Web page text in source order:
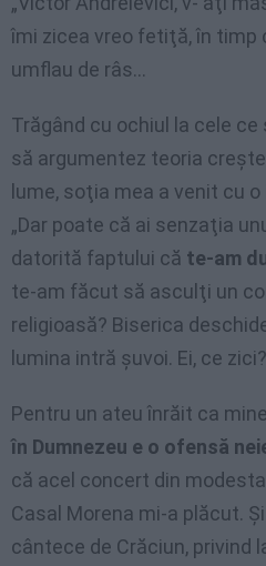
îmi zicea vreo fetiţă, în timp
umflau de râs…
Trăgând cu ochiul la cele
să argumentez teoria
lume, soţia mea a venit cu
„Dar poate că ai senzaţia
datorită faptului că te-am
te-am făcut să asculţi un
religioasă? Biserica
lumina intră şuvoi. Ei, ce
Pentru un ateu înrăit ca
în Dumnezeu e o ofensă
că acel concert din
Casal Morena mi-a plăcut.
cântece de Crăciun, privind